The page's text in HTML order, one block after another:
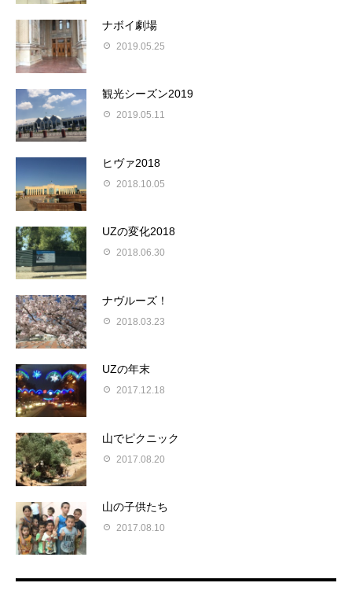
ナボイ劇場
2019.05.25
観光シーズン2019
2019.05.11
ヒヴァ2018
2018.10.05
UZの変化2018
2018.06.30
ナヴルーズ！
2018.03.23
UZの年末
2017.12.18
山でピクニック
2017.08.20
山の子供たち
2017.08.10